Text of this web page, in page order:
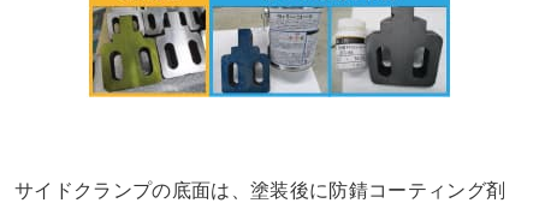
サイドクランプの底面は、塗装後に防錆コーティング剤